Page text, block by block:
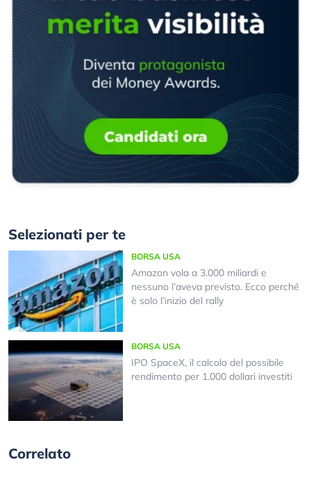
Selezionati per te
BORSA USA
Amazon vola a 3.000 miliardi e
nessuno l’aveva previsto. Ecco perché
è solo l’inizio del rally
BORSA USA
IPO SpaceX, il calcolo del possibile
rendimento per 1.000 dollari investiti
Correlato